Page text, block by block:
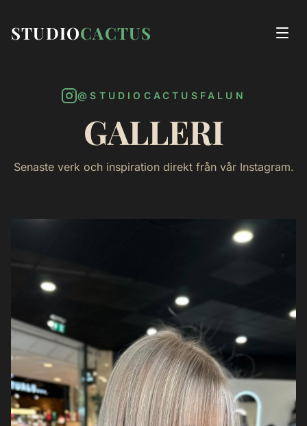
STUDIOCACTUS
@STUDIOCACTUSFALUN
GALLERI
Senaste verk och inspiration direkt från vår Instagram.